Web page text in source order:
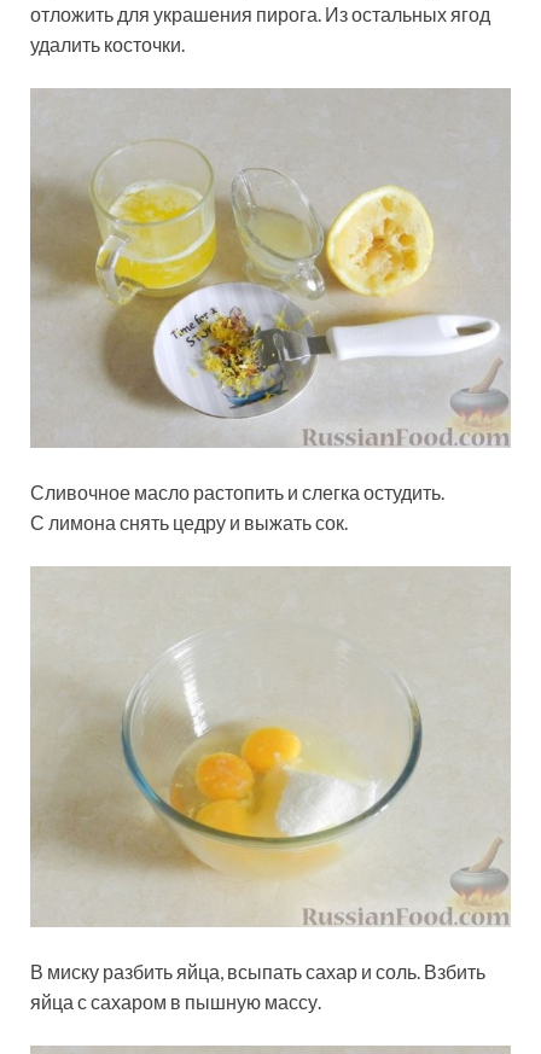
отложить для украшения пирога. Из остальных ягод
удалить косточки.
Сливочное масло растопить и слегка остудить.
С лимона снять цедру и выжать сок.
В миску разбить яйца, всыпать сахар и соль. Взбить
яйца с сахаром в пышную массу.